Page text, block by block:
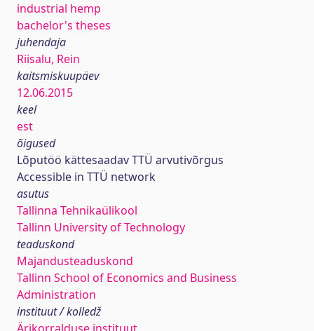
industrial hemp
bachelor's theses
juhendaja
Riisalu, Rein
kaitsmiskuupäev
12.06.2015
keel
est
õigused
Lõputöö kättesaadav TTÜ arvutivõrgus
Accessible in TTÜ network
asutus
Tallinna Tehnikaülikool
Tallinn University of Technology
teaduskond
Majandusteaduskond
Tallinn School of Economics and Business
Administration
instituut / kolledž